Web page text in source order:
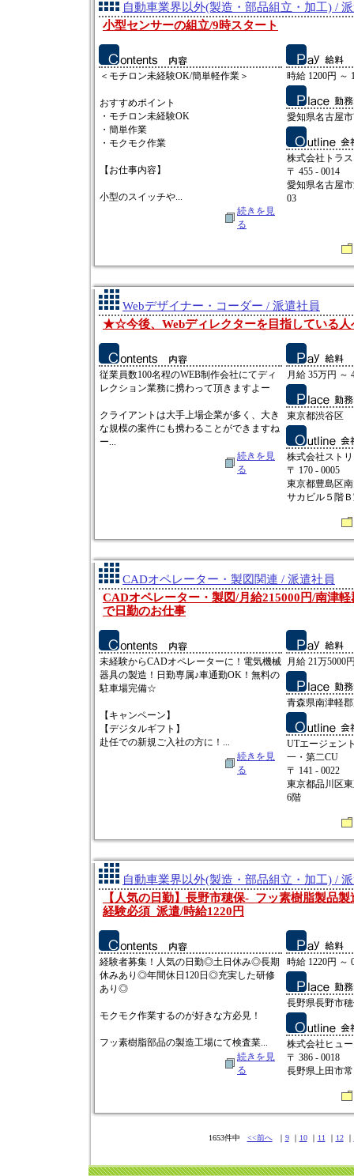
自動車業界以外(製造・部品組立・加工) /
小型センサーの組立/9時スタート
＜モチロン未経験OK/簡単軽作業＞
おすすめポイント
・モチロン未経験OK
・簡単作業
・モクモク作業
【お仕事内容】
小型のスイッチや...
続きを見
る
時給 1200円 ～
愛知県名古屋
株式会社トラ
〒 455 - 0014
愛知県名古屋
03
Webデザイナー・コーダー / 派遣社員
★☆今後、Webディレクターを目指している
従業員数100名程のWEB制作会社にてディ
レクション業務に携わって頂きますよー
クライアントは大手上場企業が多く、大き
な規模の案件にも携わることができますね
ー...
続きを見
る
月給 35万円 ～
東京都渋谷区
株式会社スト
〒 170 - 0005
東京都豊島区
サカビル５階
CADオペレーター・製図関連 / 派遣社員
CADオペレーター・製図/月給215000円/南津
で日勤のお仕事
未経験からCADオペレーターに！電気機械
器具の製造！日勤専属♪車通勤OK！無料の
駐車場完備☆
【キャンペーン】
【デジタルギフト】
赴任での新規ご入社の方に！...
続きを見
る
月給 21万5000
青森県南津軽
UTエージェン
一・第二CU
〒 141 - 0022
東京都品川区
6階
自動車業界以外(製造・部品組立・加工) /
【人気の日勤】長野市穂保‐_フッ素樹脂製品
経験必須_派遣/時給1220円
経験者募集！人気の日勤◎土日休み◎長期
休みあり◎年間休日120日◎充実した研修
あり◎
モクモク作業するのが好きな方必見！
フッ素樹脂部品の製造工場にて検査業...
続きを見
る
時給 1220円 ～
長野県長野市穂
株式会社ヒュ
〒 386 - 0018
長野県上田市
1653件中 <<前へ｜ 9｜ 10｜ 11 ｜ 12｜